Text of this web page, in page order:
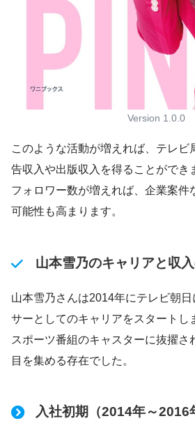
Version 1.0.0
このような活動が増えれば、テレビ
告収入や出版収入を得ることができ
フォロワー数が増えれば、企業案件
可能性も高まります。
山本雪乃のキャリアと収
山本雪乃さんは2014年にテレビ朝
サーとしてのキャリアをスタートし
スポーツ番組のキャスターに抜擢さ
目を集める存在でした。
入社初期（2014年～2016